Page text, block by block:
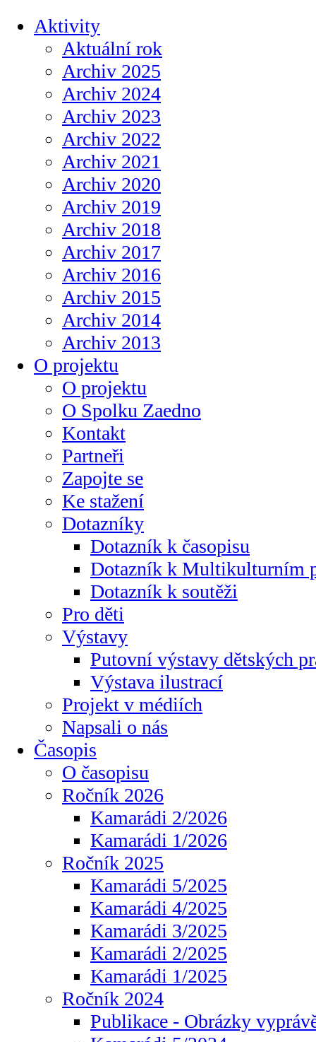
Aktivity
Aktuální rok
Archiv 2025
Archiv 2024
Archiv 2023
Archiv 2022
Archiv 2021
Archiv 2020
Archiv 2019
Archiv 2018
Archiv 2017
Archiv 2016
Archiv 2015
Archiv 2014
Archiv 2013
O projektu
O projektu
O Spolku Zaedno
Kontakt
Partneři
Zapojte se
Ke stažení
Dotazníky
Dotazník k časopisu
Dotazník k Multikulturním
Dotazník k soutěži
Pro děti
Výstavy
Putovní výstavy dětských
Výstava ilustrací
Projekt v médiích
Napsali o nás
Časopis
O časopisu
Ročník 2026
Kamarádi 2/2026
Kamarádi 1/2026
Ročník 2025
Kamarádi 5/2025
Kamarádi 4/2025
Kamarádi 3/2025
Kamarádi 2/2025
Kamarádi 1/2025
Ročník 2024
Publikace - Obrázky